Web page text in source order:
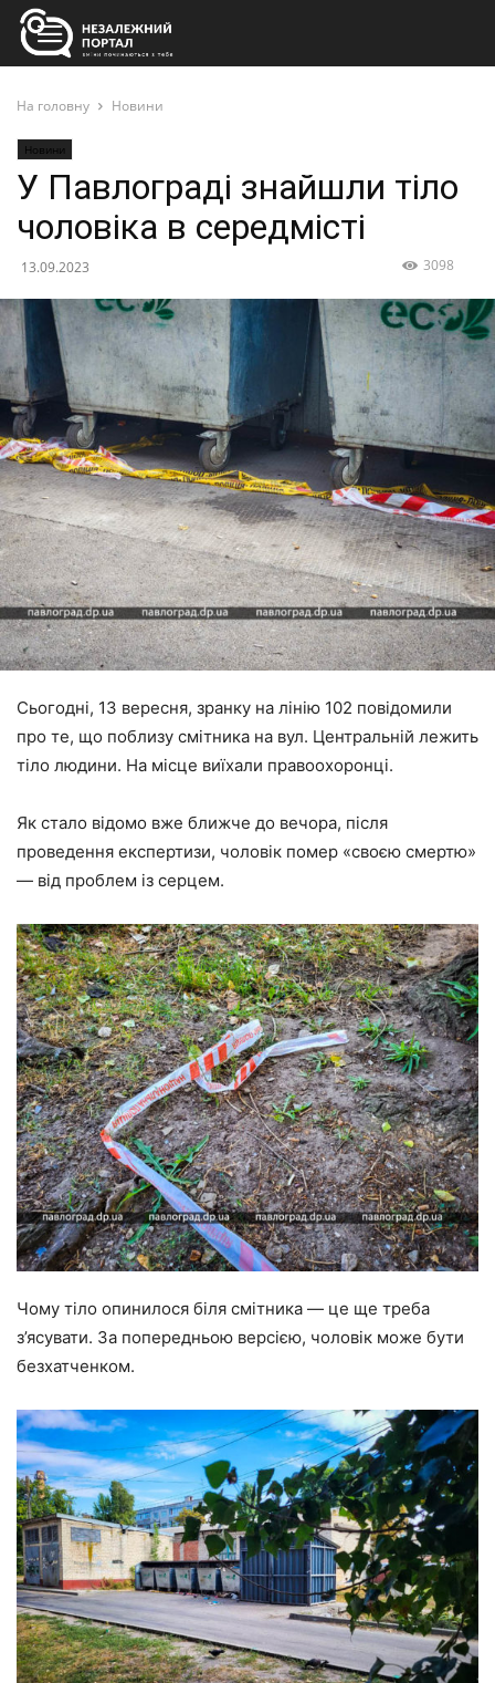
На головну Новини
Новини
У Павлограді знайшли тіло
чоловіка в середмісті
13.09.2023 3098
Сьогодні, 13 вересня, зранку на лінію 102 повідомили
про те, що поблизу смітника на вул. Центральній лежить
тіло людини. На місце виїхали правоохоронці.
Як стало відомо вже ближче до вечора, після
проведення експертизи, чоловік помер «своєю смертю»
— від проблем із серцем.
Чому тіло опинилося біля смітника — це ще треба
з’ясувати. За попередньою версією, чоловік може бути
безхатченком.